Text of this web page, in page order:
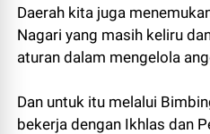
Daerah kita juga
Nagari yang masih keliru
aturan dalam mengelola
Dan untuk itu melalui
bekerja dengan Ikhlas dan